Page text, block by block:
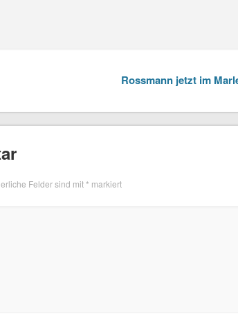
Rossmann jetzt im
Felder sind mit* markiert